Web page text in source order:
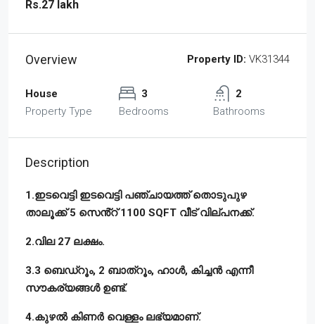
Rs.27 lakh
Overview Property ID: VK31344
House
Property Type
3
Bedrooms
2
Bathrooms
Description
1.ഇടവെട്ടി ഇടവെട്ടി പഞ്ചായത്ത് തൊടുപുഴ
താലൂക്ക് 5 സെൻ്റ് 1100 SQFT വീട് വില്പനക്ക്.
2.വില 27 ലക്ഷം.
3.3 ബെഡ്റൂം, 2 ബാത്റൂം, ഹാൾ, കിച്ചൻ എന്നീ
സൗകര്യങ്ങൾ ഉണ്ട്.
4.കുഴൽ കിണർ വെള്ളം ലഭ്യമാണ്.